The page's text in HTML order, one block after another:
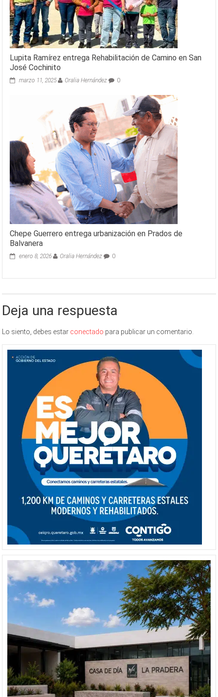
Lupita Ramírez entrega Rehabilitación de Camino en San
José Cochinito
marzo 11, 2025 Oralia Hernández 0
Chepe Guerrero entrega urbanización en Prados de
Balvanera
enero 8, 2026 Oralia Hernández 0
Deja una respuesta
Lo siento, debes estar conectado para publicar un comentario.